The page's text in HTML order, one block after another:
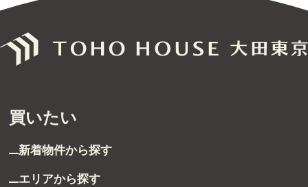
買いたい
新着物件から探す
エリアから探す
サービス
未来カレンダー
無料会員登録サービス
TOHO HOUSE CLUB